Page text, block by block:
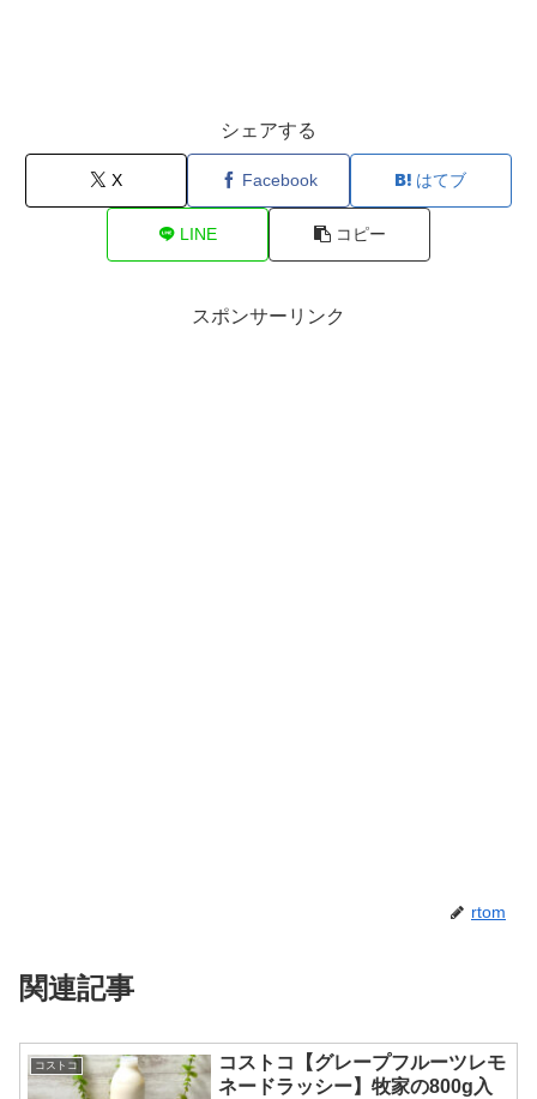
シェアする
X Facebook はてブ
LINE コピー
スポンサーリンク
rtom
関連記事
コストコ
コストコ【グレープフルーツレモ
ネードラッシー】牧家の800g入